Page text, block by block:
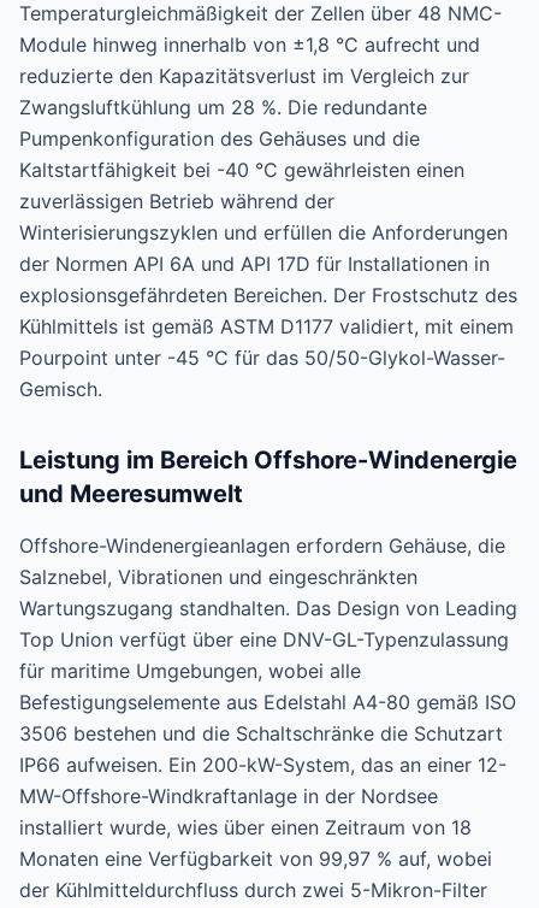
Temperaturgleichmäßigkeit der Zellen über 48 NMC-
Module hinweg innerhalb von ±1,8 °C aufrecht und
reduzierte den Kapazitätsverlust im Vergleich zur
Zwangsluftkühlung um 28 %. Die redundante
Pumpenkonfiguration des Gehäuses und die
Kaltstartfähigkeit bei -40 °C gewährleisten einen
zuverlässigen Betrieb während der
Winterisierungszyklen und erfüllen die Anforderungen
der Normen API 6A und API 17D für Installationen in
explosionsgefährdeten Bereichen. Der Frostschutz des
Kühlmittels ist gemäß ASTM D1177 validiert, mit einem
Pourpoint unter -45 °C für das 50/50-Glykol-Wasser-
Gemisch.
Leistung im Bereich Offshore-Windenergie
und Meeresumwelt
Offshore-Windenergieanlagen erfordern Gehäuse, die
Salznebel, Vibrationen und eingeschränkten
Wartungszugang standhalten. Das Design von Leading
Top Union verfügt über eine DNV-GL-Typenzulassung
für maritime Umgebungen, wobei alle
Befestigungselemente aus Edelstahl A4-80 gemäß ISO
3506 bestehen und die Schaltschränke die Schutzart
IP66 aufweisen. Ein 200-kW-System, das an einer 12-
MW-Offshore-Windkraftanlage in der Nordsee
installiert wurde, wies über einen Zeitraum von 18
Monaten eine Verfügbarkeit von 99,97 % auf, wobei
der Kühlmitteldurchfluss durch zwei 5-Mikron-Filter